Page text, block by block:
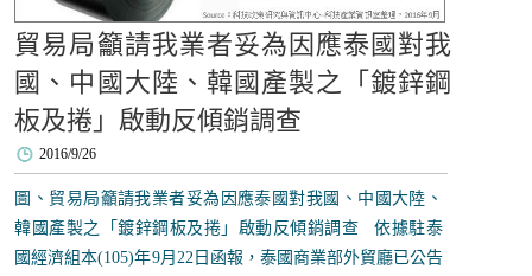
貿易局籲請我業者妥為因應泰國對我
國、中國大陸、韓國產製之「鍍鋅鋼
板及捲」啟動反傾銷調查
2016/9/26
圖、貿易局籲請我業者妥為因應泰國對我國、中國大陸、
韓國產製之「鍍鋅鋼板及捲」啟動反傾銷調查 依據駐泰
國經濟組本(105)年9月22日函報，泰國商業部外貿廳已公告